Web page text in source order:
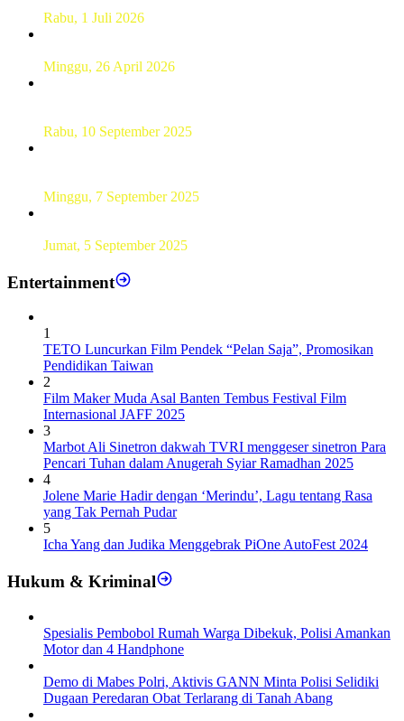
Rabu, 1 Juli 2026
Minggu, 26 April 2026
Rabu, 10 September 2025
Minggu, 7 September 2025
Jumat, 5 September 2025
Entertainment
1
TETO Luncurkan Film Pendek “Pelan Saja”, Promosikan
Pendidikan Taiwan
2
Film Maker Muda Asal Banten Tembus Festival Film
Internasional JAFF 2025
3
Marbot Ali Sinetron dakwah TVRI menggeser sinetron Para
Pencari Tuhan dalam Anugerah Syiar Ramadhan 2025
4
Jolene Marie Hadir dengan ‘Merindu’, Lagu tentang Rasa
yang Tak Pernah Pudar
5
Icha Yang dan Judika Menggebrak PiOne AutoFest 2024
Hukum & Kriminal
Spesialis Pembobol Rumah Warga Dibekuk, Polisi Amankan
Motor dan 4 Handphone
Demo di Mabes Polri, Aktivis GANN Minta Polisi Selidiki
Dugaan Peredaran Obat Terlarang di Tanah Abang